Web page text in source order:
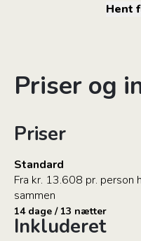
Hent
Priser og
Priser
Standard
Fra kr. 13.608 pr. person
sammen
14 dage / 13 nætter
Inkluderet